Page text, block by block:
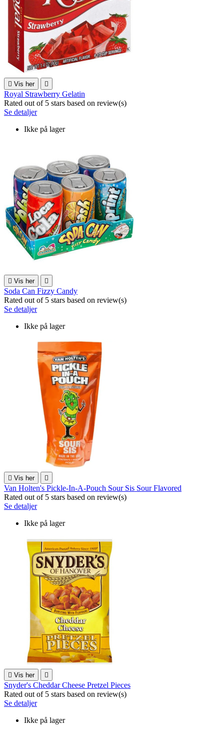
 Vis her 
Royal Strawberry Gelatin
Rated out of 5 stars based on review(s)
Se detaljer
Ikke på lager
 Vis her 
Soda Can Fizzy Candy
Rated out of 5 stars based on review(s)
Se detaljer
Ikke på lager
 Vis her 
Van Holten's Pickle-In-A-Pouch Sour Sis Sour Flavored
Rated out of 5 stars based on review(s)
Se detaljer
Ikke på lager
 Vis her 
Snyder's Cheddar Cheese Pretzel Pieces
Rated out of 5 stars based on review(s)
Se detaljer
Ikke på lager